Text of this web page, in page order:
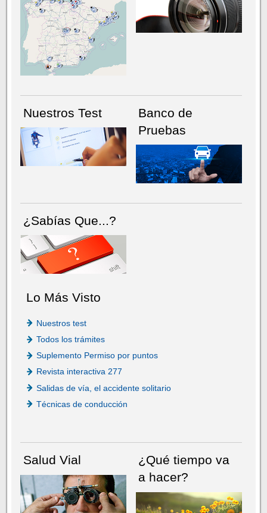
NÚMERO ACTUALHEMEROTECA
Nuestros Test
Banco de
Pruebas
¿Sabías Que...?
Lo Más Visto
Nuestros test
Todos los trámites
Suplemento Permiso por puntos
Revista interactiva 277
Salidas de vía, el accidente solitario
Técnicas de conducción
Salud Vial
¿Qué tiempo va
a hacer?